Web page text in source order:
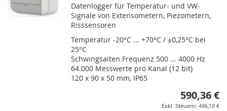
Datenlogger für Temperatur- und VW-
Signale von Extensometern, Piezometern,
Risssensoren
Temperatur -20°C ... +70°C / ±0,25°C bei
25°C
Schwingsaiten Frequenz 500 ... 4000 Hz
64.000 Messwerte pro Kanal (12 bit)
120 x 90 x 50 mm, IP65
590,36 €
496,10 €